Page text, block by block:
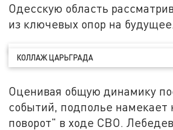
Одесскую область
из ключевых опор на будущее.
КОЛЛАЖ ЦАРЬГРАДА
Оценивая общую динамику
событий, подполье намекает
поворот" в ходе СВО.